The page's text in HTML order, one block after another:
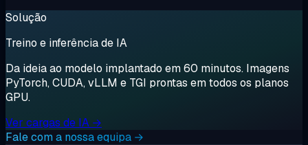
Solução
Treino e inferência de IA
Da ideia ao modelo implantado em 60 minutos. Imagens
PyTorch, CUDA, vLLM e TGI prontas em todos os planos
GPU.
Ver cargas de IA →
Fale com a nossa equipa →